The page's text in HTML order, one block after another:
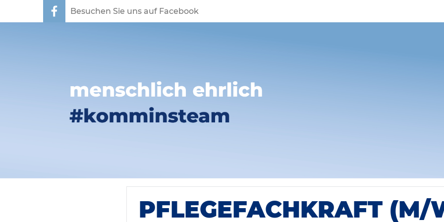
Besuchen Sie uns auf Facebook
PFLEGEFACHKRAFT (M/